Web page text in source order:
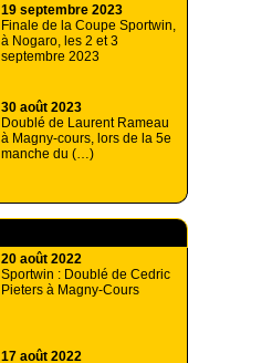
19 septembre 2023
Finale de la Coupe Sportwin,
à Nogaro, les 2 et 3
septembre 2023
30 août 2023
Doublé de Laurent Rameau
à Magny-cours, lors de la 5e
manche du (…)
20 août 2022
Sportwin : Doublé de Cedric
Pieters à Magny-Cours
17 août 2022